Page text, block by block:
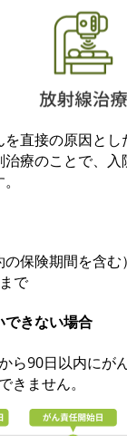
を直接の原因とし
療のことで、 入
保険期間を含む
で
できない場合
ら90日以内にが
きません。